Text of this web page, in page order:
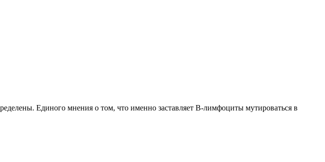
Единого мнения о том, что именно заставляет В-лимфоциты мутироваться в